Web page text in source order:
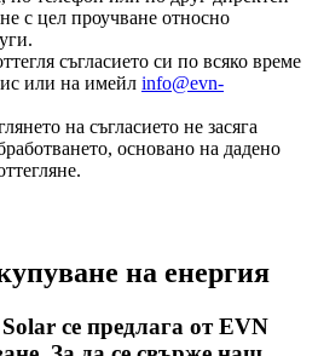
с цел проучване относно
съгласието си по всяко време
или на имейл info@evn-
на съгласието не засяга
основано на дадено
на енергия
се предлага от EVN